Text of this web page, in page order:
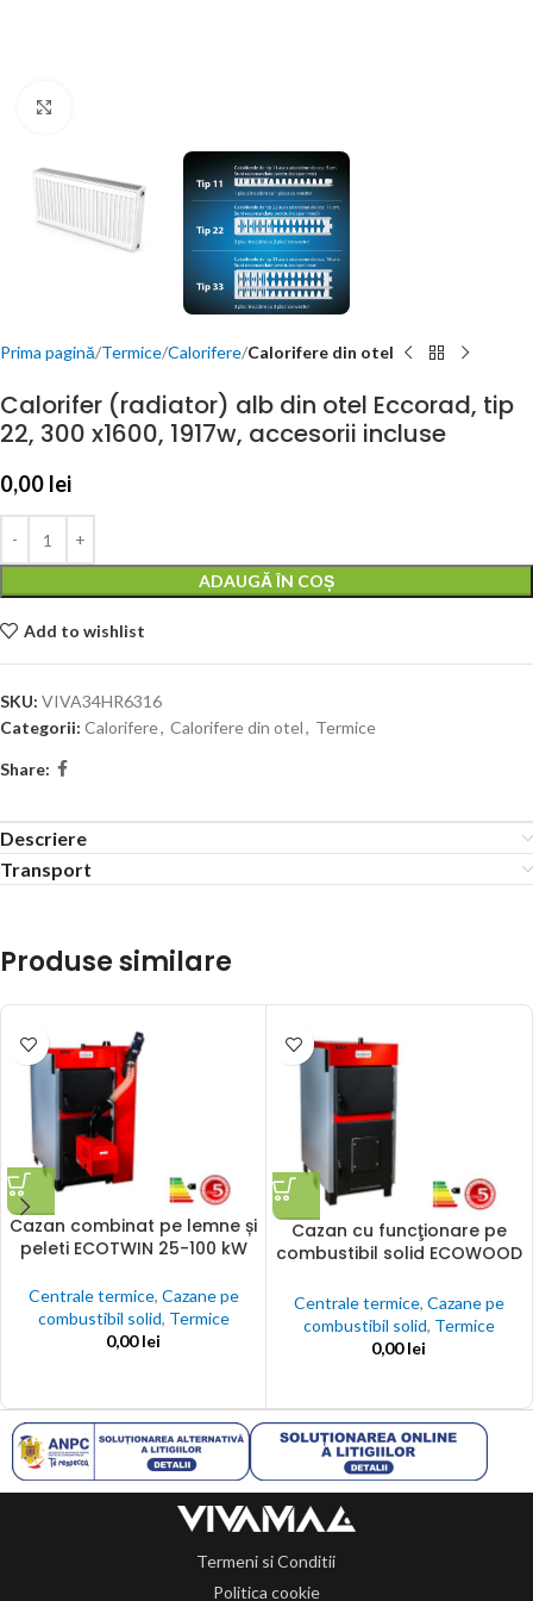
Prima pagină Termice Calorifere Calorifere din otel
Calorifer (radiator) alb din otel Eccorad, tip
22, 300 x1600, 1917w, accesorii incluse
0,00 lei
ADAUGĂ ÎN COȘ
Add to wishlist
SKU: VIVA34HR6316
Categorii: Calorifere, Calorifere din otel, Termice
Share:
Descriere
Transport
Produse similare
Cazan combinat pe lemne și
peleti ECOTWIN 25-100 kW
Centrale termice, Cazane pe
combustibil solid, Termice
0,00lei
Cazan cu funcţionare pe
combustibil solid ECOWOOD
Centrale termice, Cazane pe
combustibil solid, Termice
0,00lei
Termeni si Conditii
Politica cookie